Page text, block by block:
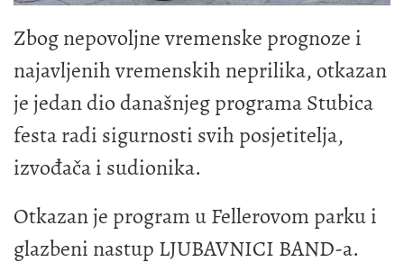
Zbog nepovoljne vremenske prognoze i
najavljenih vremenskih neprilika, otkazan
je jedan dio današnjeg programa Stubica
festa radi sigurnosti svih posjetitelja,
izvođača i sudionika.
Otkazan je program u Fellerovom parku i
glazbeni nastup LJUBAVNICI BAND-a.